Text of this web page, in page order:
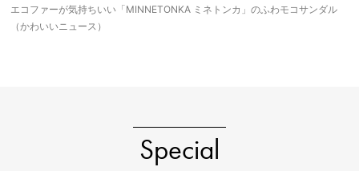
エコファーが気持ちいい「MINNETONKA ミネトンカ」のふわモコサンダル
（かわいいニュース）
Special